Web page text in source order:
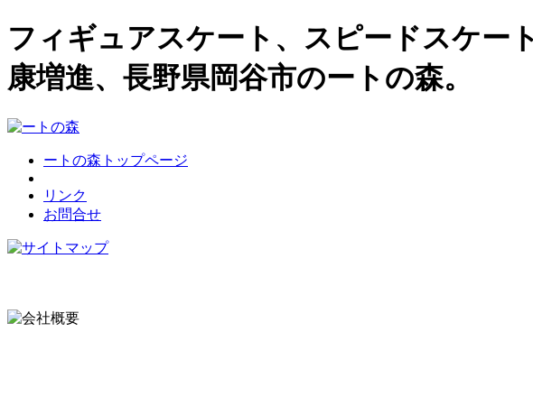
フィギュアスケート、スピードスケー
康増進、長野県岡谷市のートの森。
ートの森トップページ
リンク
お問合せ